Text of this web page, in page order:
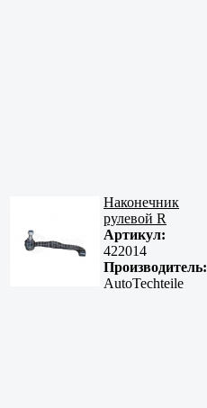
Наконечник
рулевой R
Артикул:
422014
Производитель:
AutoTechteile